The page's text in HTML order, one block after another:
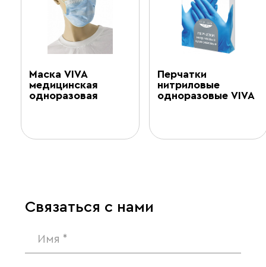
Маска VIVA
медицинская
одноразовая
Перчатки
нитриловые
одноразовые VIVA
Связаться с нами